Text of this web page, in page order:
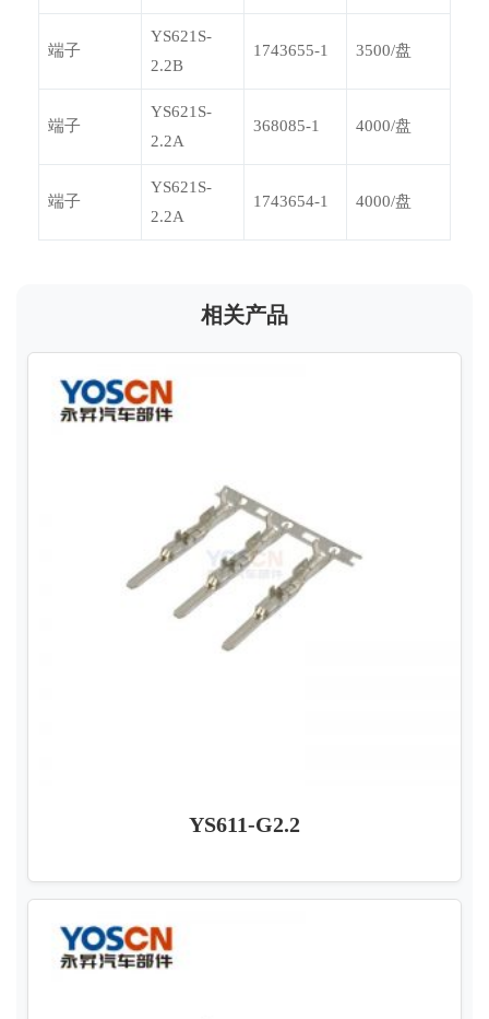
端子
YS621S-
2.2B
1743655-1 3500/盘
端子
YS621S-
2.2A
368085-1 4000/盘
端子
YS621S-
2.2A
1743654-1 4000/盘
相关产品
YS611-G2.2